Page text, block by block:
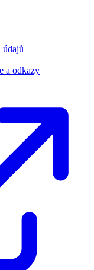
údajů
a odkazy